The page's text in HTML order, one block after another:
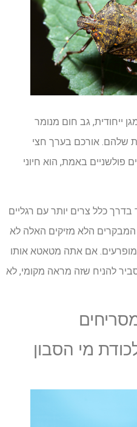
ייחודית, גב חום מנומר
שלהם. אורכם בערך חצי
פולשניים באמת, הוא חיוני
בדרך כלל צרים יותר עם רגליים
המבקרים הלא מזיקים האלה לא
אם אתה מטאטא אותו
להניח שזה מראה מקומי, לא